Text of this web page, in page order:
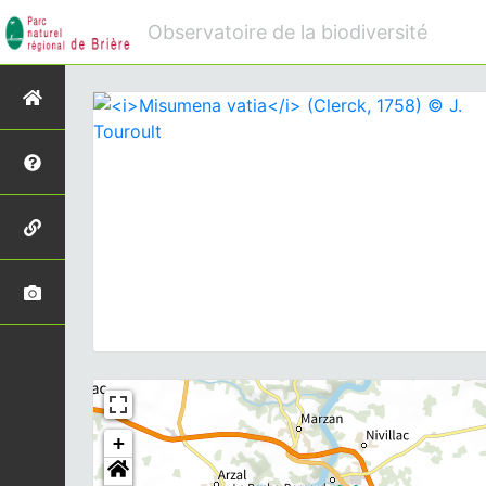
Observatoire de la biodiversité
+